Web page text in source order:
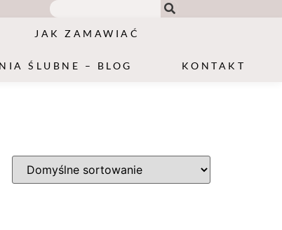
JAK ZAMAWIAĆ
ŚLUBNE – BLOG KONTAKT